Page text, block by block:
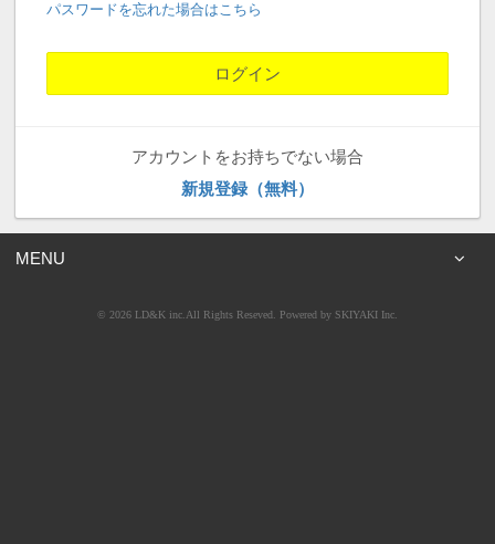
パスワードを忘れた場合はこちら
アカウントをお持ちでない場合
新規登録（無料）
MENU
© 2026 LD&K inc.All Rights Reseved. Powered by SKIYAKI Inc.